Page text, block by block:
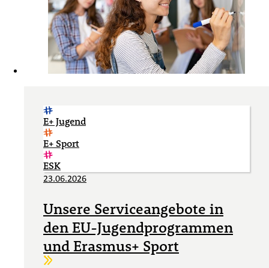
E+ Jugend
E+ Sport
ESK
23.06.2026
Unsere Serviceangebote in
den EU-Jugendprogrammen
und Erasmus+ Sport
Weiterlesen